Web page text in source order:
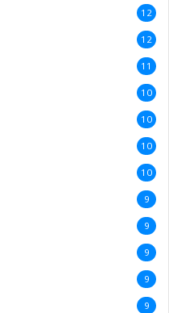
12
12
11
10
10
10
10
9
9
9
9
9